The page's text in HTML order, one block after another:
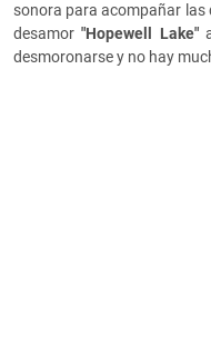
sonora para acompañar las
desamor"Hopewell Lake"
desmoronarse y no hay